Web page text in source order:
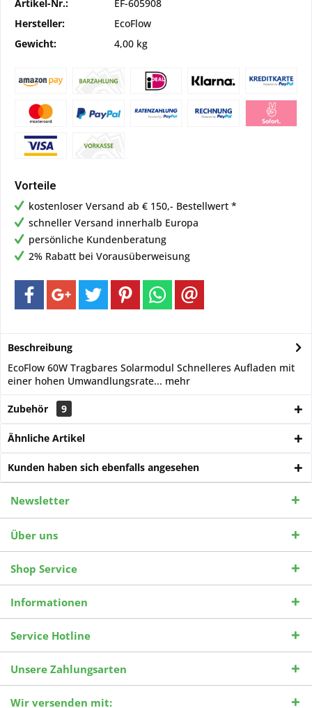
Artikel-Nr.:
EF-605908
Hersteller:
EcoFlow
Gewicht:
4,00 kg
Vorteile
kostenloser Versand ab € 150,- Bestellwert *
schneller Versand innerhalb Europa
persönliche Kundenberatung
2% Rabatt bei Vorausüberweisung
Beschreibung
EcoFlow 60W Tragbares Solarmodul Schnelleres Aufladen mit
einer hohen Umwandlungsrate... mehr
Zubehör 9
Ähnliche Artikel
Kunden haben sich ebenfalls angesehen
Newsletter
Über uns
Shop Service
Informationen
Service Hotline
Unsere Zahlungsarten
Wir versenden mit: